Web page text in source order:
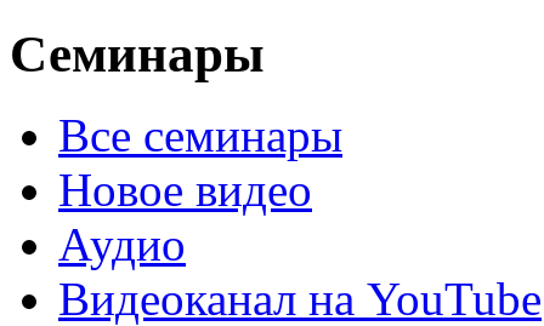
Семинары
Все семинары
Новое видео
Аудио
Видеоканал на YouTube